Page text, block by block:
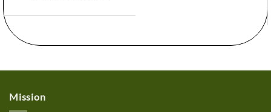
Mission